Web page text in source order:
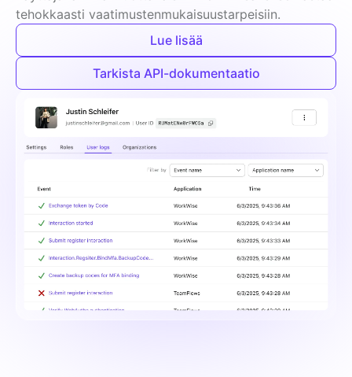
tehokkaasti vaatimustenmukaisuustarpeisiin.
Lue lisää
Tarkista API-dokumentaatio